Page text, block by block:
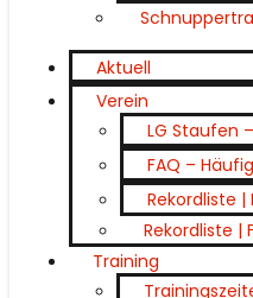
Aktuell
Verein
LG Staufen
FAQ –
Rekordliste |
Rekordliste |
Training